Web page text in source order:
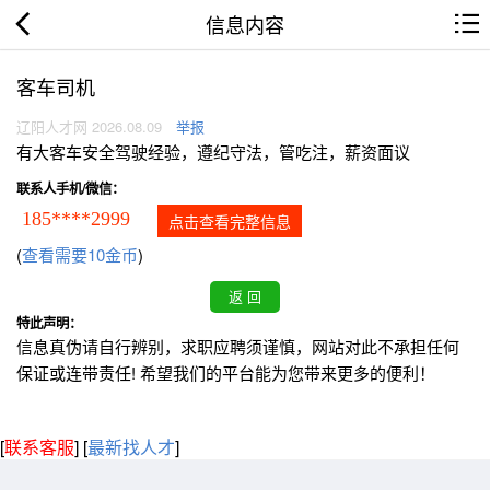
信息内容
客车司机
辽阳人才网 2026.08.09 举报
有大客车安全驾驶经验，遵纪守法，管吃注，薪资面议
联系人手机/微信：
185****2999 点击查看完整信息
(查看需要10金币)
特此声明：
信息真伪请自行辨别，求职应聘须谨慎，网站对此不承担任何
保证或连带责任! 希望我们的平台能为您带来更多的便利！
[联系客服] [最新找人才]